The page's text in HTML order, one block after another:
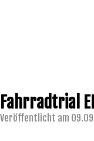
Fahrradtrial
Veröffentlicht am